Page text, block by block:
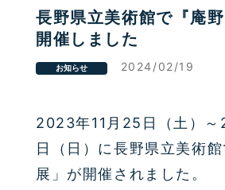
長野県立美術館で『庵
開催しました
お知らせ 2024/02/19
2023年11 月 25 日（土）～
日（日）に長野県立美術
展」が開催されました。